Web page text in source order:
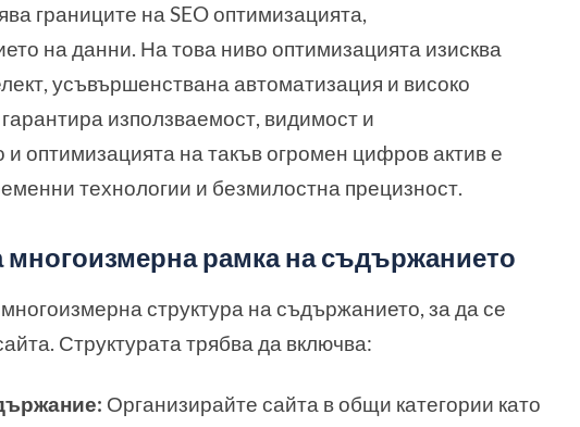
границите на SEO оптимизацията,
на данни. На това ниво оптимизацията изисква
усъвършенствана автоматизация и високо
използваемост, видимост и
оптимизацията на такъв огромен цифров актив е
технологии и безмилостна прецизност.
многоизмерна рамка на съдържанието
структура на съдържанието, за да се
Структурата трябва да включва:
Организирайте сайта в общи категории като